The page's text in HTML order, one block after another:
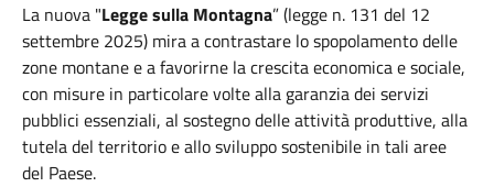
La nuova "Legge sulla Montagna” (legge n. 131 del 12
settembre 2025) mira a contrastare lo spopolamento delle
zone montane e a favorirne la crescita economica e sociale,
con misure in particolare volte alla garanzia dei servizi
pubblici essenziali, al sostegno delle attività produttive, alla
tutela del territorio e allo sviluppo sostenibile in tali aree
del Paese.